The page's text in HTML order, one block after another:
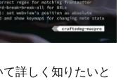
詳しく知りたいと